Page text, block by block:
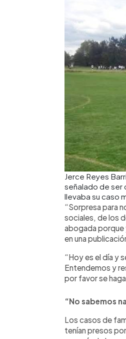
Jerce Reyes
señalado de ser
llevaba su caso
“Sorpresa para
sociales, de los
abogada porque
en una
“Hoy es el día y
Entendemos y
por favor se
“No sabemos
Los casos de
tenían presos